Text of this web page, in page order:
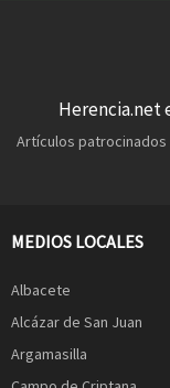
Herencia.net
Artículos patrocinados
MEDIOS LOCALES
Albacete
Alcázar de San Juan
Argamasilla